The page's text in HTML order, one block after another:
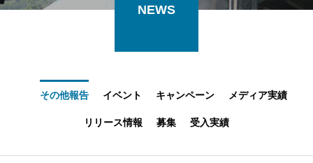
NEWS
その他報告 イベント キャンペーン メディア実績
リリース情報 募集 受入実績